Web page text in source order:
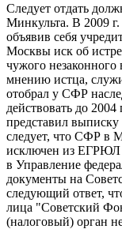
Следует отдать
Минкульта. В 2009
объявив себя
Москвы иск об
чужого
мнению истца,
отобрал у СФР
действовать до 2004
представил
следует, что СФР в
исключен из ЕГРЮЛ
в Управление
документы на
следующий ответ,
лица "Советский
(налоговый) орган